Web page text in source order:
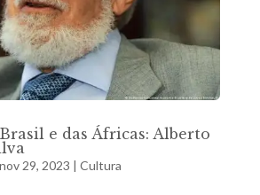
e das Áfricas: Alberto
nov 29, 2023 | Cultura